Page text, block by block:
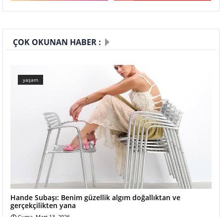
ÇOK OKUNAN HABER :
yaşam
Hande Subaşı: Benim güzellik algım doğallıktan ve
gerçekçilikten yana